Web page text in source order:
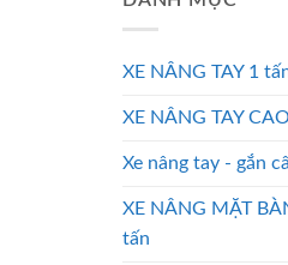
XE NÂNG TAY 1
XE NÂNG TAY
Xe nâng tay - gắn
XE NÂNG MẶT
tấn